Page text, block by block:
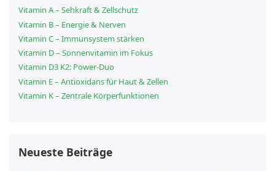
Vitamin A – Sehkraft & Zellschutz
Vitamin B – Energie & Nerven
Vitamin C – Immunsystem stärken
Vitamin D – Sonnenvitamin im Fokus
Vitamin D3 K2: Power-Duo
Vitamin E – Antioxidans für Haut & Zellen
Vitamin K – Zentrale Körperfunktionen
Neueste Beiträge